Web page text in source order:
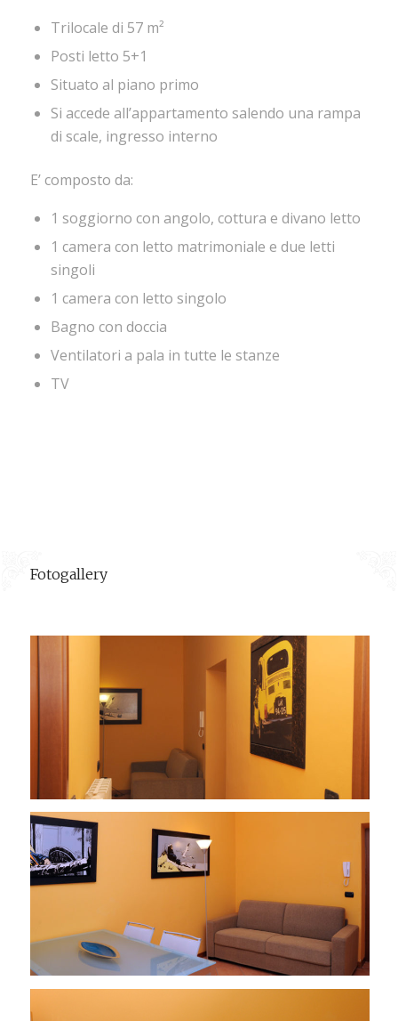
Trilocale di 57 m²
Posti letto 5+1
Situato al piano primo
Si accede all’appartamento salendo una rampa
di scale, ingresso interno
E’ composto da:
1 soggiorno con angolo, cottura e divano letto
1 camera con letto matrimoniale e due letti
singoli
1 camera con letto singolo
Bagno con doccia
Ventilatori a pala in tutte le stanze
TV
Fotogallery